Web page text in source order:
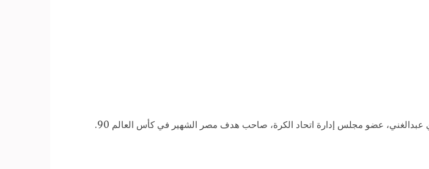
عضو مجلس إدارة اتحاد الكرة، صاحب هدف مصر الشهير في كأس العالم 90.